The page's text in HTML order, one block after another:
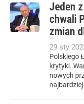
Jeden
chwali
zmian
29 sty
Polskiego
krytyki.
nowych
najbardziej